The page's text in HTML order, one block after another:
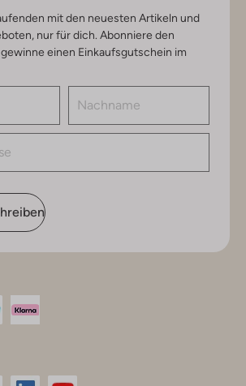
mit den neuesten Artikeln und
nur für dich. Abonniere den
einen Einkaufsgutschein im